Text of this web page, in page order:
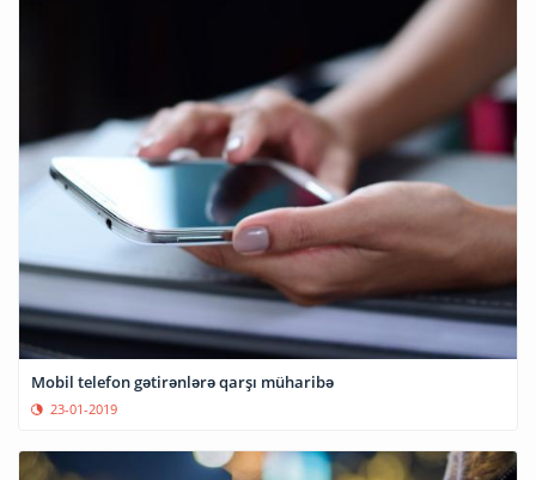
Mobil telefon gətirənlərə qarşı müharibə
23-01-2019